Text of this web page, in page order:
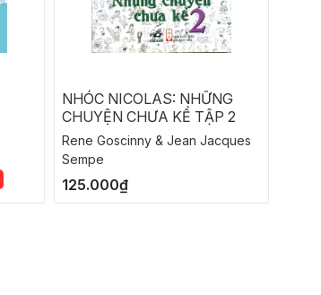
NHÓC NICOLAS: NHỮNG
CHUYỆN CHƯA KỂ TẬP 2
Rene Goscinny & Jean Jacques
Sempe
125.000₫